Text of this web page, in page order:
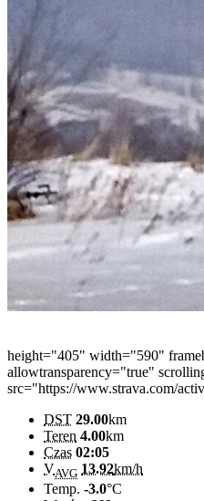
height="405" width="590"
allowtransparency="true"
src="https://www.strava.com/
DST 29.00km
Teren 4.00km
Czas 02:05
VAVG 13.92km/h
Temp. -3.0°C